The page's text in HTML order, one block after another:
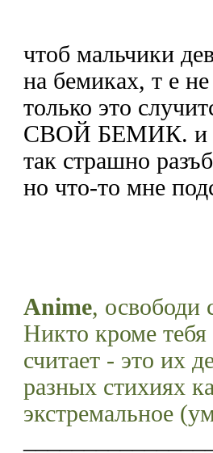
чтоб мальчики
на бемиках, т е
только это
СВОЙ БЕМИК. и
так страшно
но что-то мне
Anime, освободи
Никто кроме
считает - это их
разных стихиях
экстремальное